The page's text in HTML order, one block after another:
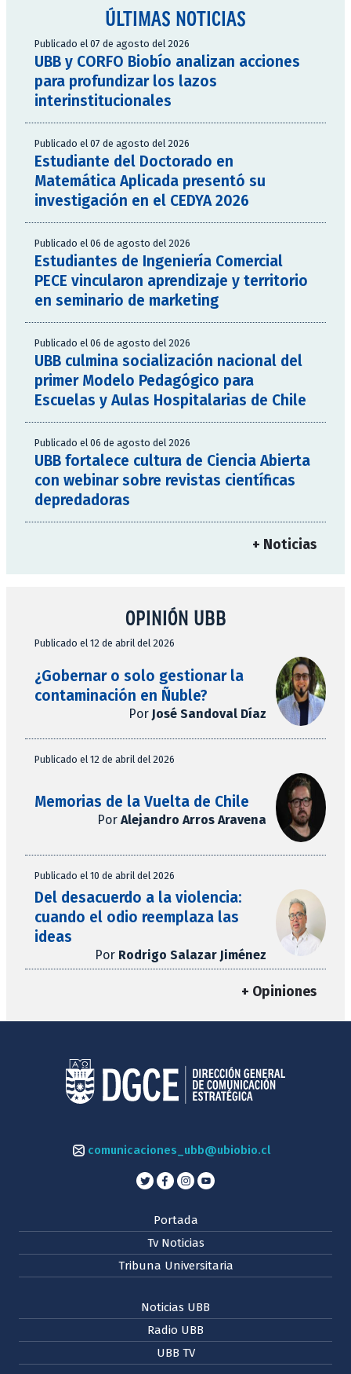
ÚLTIMAS NOTICIAS
Publicado el 07 de agosto del 2026
UBB y CORFO Biobío analizan acciones
para profundizar los lazos
interinstitucionales
Publicado el 07 de agosto del 2026
Estudiante del Doctorado en
Matemática Aplicada presentó su
investigación en el CEDYA 2026
Publicado el 06 de agosto del 2026
Estudiantes de Ingeniería Comercial
PECE vincularon aprendizaje y territorio
en seminario de marketing
Publicado el 06 de agosto del 2026
UBB culmina socialización nacional del
primer Modelo Pedagógico para
Escuelas y Aulas Hospitalarias de Chile
Publicado el 06 de agosto del 2026
UBB fortalece cultura de Ciencia Abierta
con webinar sobre revistas científicas
depredadoras
+ Noticias
OPINIÓN UBB
Publicado el 12 de abril del 2026
¿Gobernar o solo gestionar la
contaminación en Ñuble?
Por José Sandoval Díaz
Publicado el 12 de abril del 2026
Memorias de la Vuelta de Chile
Por Alejandro Arros Aravena
Publicado el 10 de abril del 2026
Del desacuerdo a la violencia:
cuando el odio reemplaza las
ideas
Por Rodrigo Salazar Jiménez
+ Opiniones
comunicaciones_ubb@ubiobio.cl
Portada
Tv Noticias
Tribuna Universitaria
Noticias UBB
Radio UBB
UBB TV